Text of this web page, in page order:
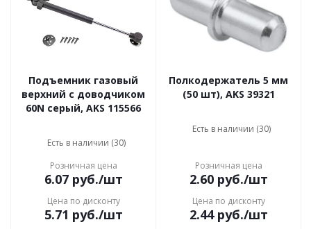
Подъемник газовый
верхний с доводчиком
60N серый, AKS 115566
Есть в наличии (30)
Розничная цена
6.07руб./шт
Цена по дисконту
5.71 руб./шт
Полкодержатель 5 мм
(50 шт), AKS 39321
Есть в наличии (30)
Розничная цена
2.60руб./шт
Цена по дисконту
2.44руб./шт